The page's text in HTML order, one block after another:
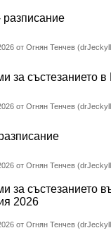
разписание
от Огнян Тенчев
за състезанието
от Огнян Тенчев
от Огнян Тенчев
за състезанието
2026
от Огнян Тенчев